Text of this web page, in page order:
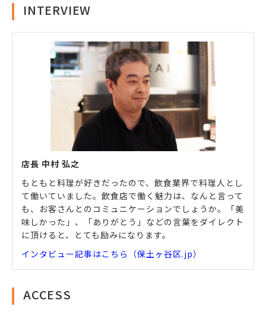
INTERVIEW
店長 中村 弘之
もともと料理が好きだったので、飲食業界で料理人とし
て働いていました。飲食店で働く魅力は、なんと言って
も、お客さんとのコミュニケーションでしょうか。「美
味しかった」、「ありがとう」などの言葉をダイレクト
に頂けると、とても励みになります。
インタビュー記事はこちら（保土ヶ谷区.jp）
ACCESS